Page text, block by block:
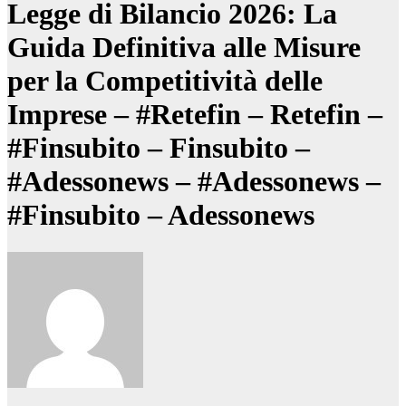
Legge di Bilancio 2026: La
Guida Definitiva alle Misure
per la Competitività delle
Imprese – #Retefin – Retefin –
#Finsubito – Finsubito –
#Adessonews – #Adessonews –
#Finsubito – Adessonews